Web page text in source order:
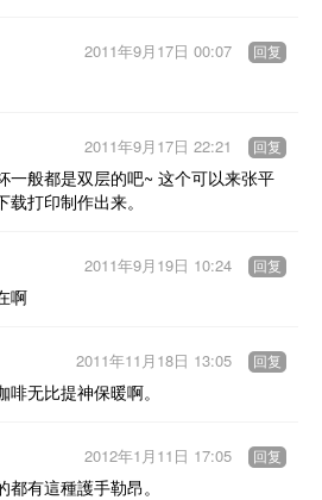
2011年9月17日 00:07 回复
一般都是双层的吧~ 这个可以来张平
打印制作出来。
2011年9月17日 22:21 回复
啊
2011年9月19日 10:24 回复
无比提神保暖啊。
2011年11月18日 13:05 回复
有這種護手勒昂。
2012年1月11日 17:05 回复